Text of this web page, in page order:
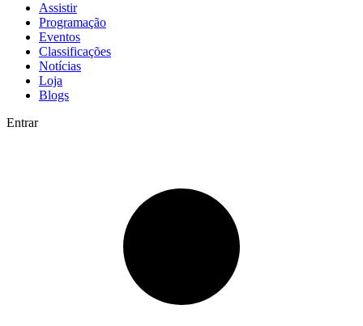
Assistir
Programação
Eventos
Classificações
Notícias
Loja
Blogs
Entrar